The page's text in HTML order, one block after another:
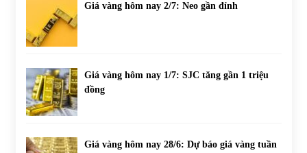
Giá vàng hôm nay 2/7: Neo gần đỉnh
Giá vàng hôm nay 1/7: SJC tăng gần 1 triệu
đồng
Giá vàng hôm nay 28/6: Dự báo giá vàng tuần